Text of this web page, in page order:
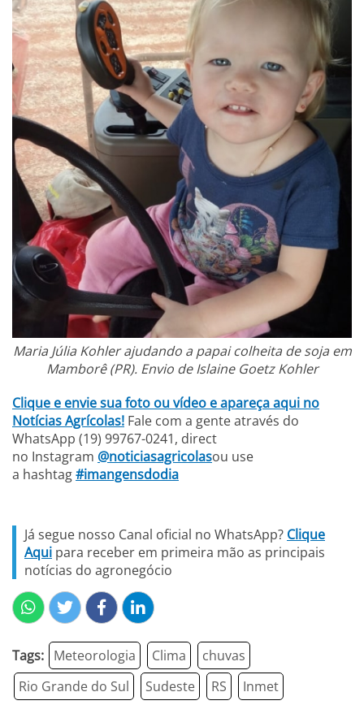
Maria Júlia Kohler ajudando a papai colheita de soja em
Mamborê (PR). Envio de Islaine Goetz Kohler​
Clique e envie sua foto ou vídeo e apareça aqui no
Notícias Agrícolas! Fale com a gente através do
WhatsApp (19) 99767-0241, direct
no Instagram @noticiasagricolasou use
a hashtag#imangensdodia
Já segue nosso Canal oficial no WhatsApp? Clique
Aqui para receber em primeira mão as principais
notícias do agronegócio
Tags: Meteorologia Clima
chuvas
Rio Grande do Sul
Sudeste RS Inmet